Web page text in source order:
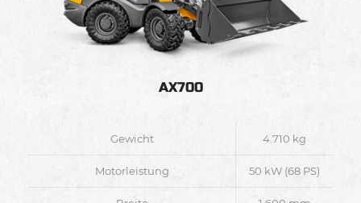
AX700
Gewicht 4.710 kg
Motorleistung 50 kW (68 PS)